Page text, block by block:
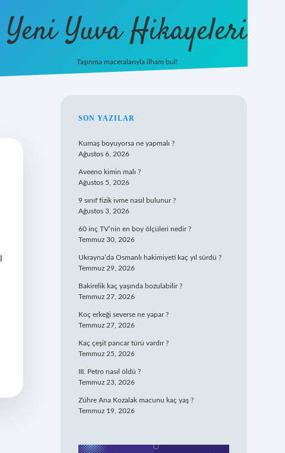
Yeni Yuva Hikayeleri
Taşınma maceralarıyla ilham bul!
SIDEBAR
SON YAZILAR
Kumaş boyuyorsa ne yapmalı ?
Ağustos 6, 2026
Aveeno kimin malı ?
Ağustos 5, 2026
9 sınıf fizik ivme nasıl bulunur ?
Ağustos 3, 2026
60 inç TV’nin en boy ölçüleri nedir ?
Temmuz 30, 2026
Ukrayna’da Osmanlı hakimiyeti kaç yıl sürdü ?
Temmuz 29, 2026
Bakirelik kaç yaşında bozulabilir ?
Temmuz 27, 2026
Koç erkeği severse ne yapar ?
Temmuz 27, 2026
Kaç çeşit pancar türü vardır ?
Temmuz 25, 2026
III. Petro nasıl öldü ?
Temmuz 23, 2026
Zühre Ana Kozalak macunu kaç yaş ?
Temmuz 19, 2026